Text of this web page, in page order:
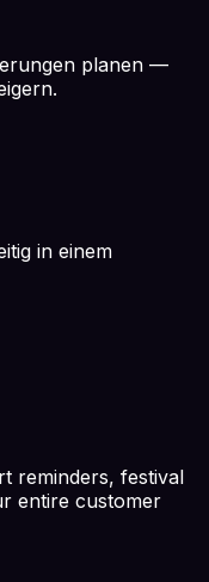
planen —
in einem
reminders, festival
entire customer